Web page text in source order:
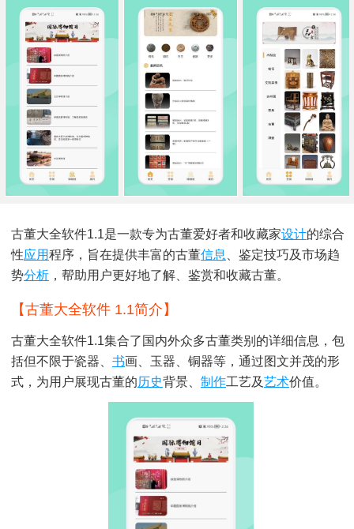
古董大全软件1.1是一款专为古董爱好者和收藏家设计的综合
性应用程序，旨在提供丰富的古董信息
、鉴定技巧及市场趋
势分析 ，帮助用户更好地了解、鉴赏和收藏古董。
【古董大全软件 1.1简介】
古董大全软件1.1集合了国内外众多古董类别的详细信息，包
括但不限于瓷器、 书画、玉器、铜器等，通过图文并茂的形
式，为用户展现古董的历史背景、 制作工艺及艺术价值。